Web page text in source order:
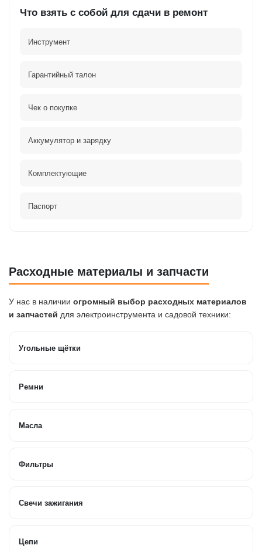
Что взять с собой для сдачи в ремонт
Инструмент
Гарантийный талон
Чек о покупке
Аккумулятор и зарядку
Комплектующие
Паспорт
Расходные материалы и запчасти
У нас в наличии огромный выбор расходных материалов
и запчастей для электроинструмента и садовой техники:
Угольные щётки
Ремни
Масла
Фильтры
Свечи зажигания
Цепи